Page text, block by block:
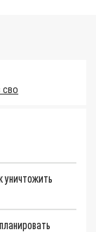
СВО
уничтожить